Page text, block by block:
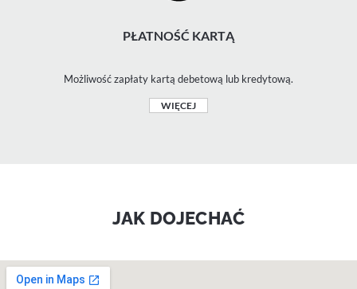
PŁATNOŚĆ KARTĄ
Możliwość zapłaty kartą debetową lub kredytową.
WIĘCEJ
JAK DOJECHAĆ